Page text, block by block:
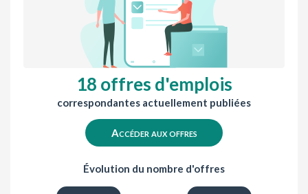
18 offres d'emplois
correspondantes actuellement publiées
Accéder aux offres
Évolution du nombre d'offres